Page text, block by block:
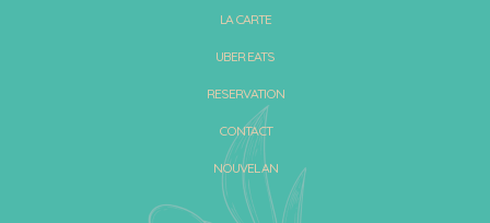
LA CARTE
UBER EATS
RESERVATION
CONTACT
NOUVEL AN